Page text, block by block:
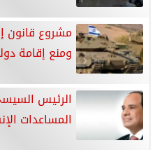
مشروع قانون
ومنع إقامة
الرئيس
المساعدات